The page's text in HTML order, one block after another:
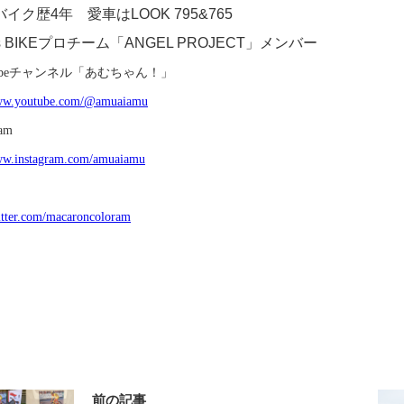
イク歴4年 愛車はLOOK 795&765
BIKEプロチーム「ANGEL PROJECT」メンバー
チャンネル「あむちゃん！」
@amuaiamu
amuaiamu
macaroncoloram
前の記事